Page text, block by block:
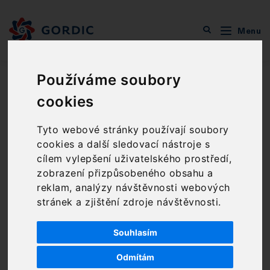
Používáme soubory
cookies
Tyto webové stránky používají soubory
cookies a další sledovací nástroje s
cílem vylepšení uživatelského prostředí,
zobrazení přizpůsobeného obsahu a
reklam, analýzy návštěvnosti webových
stránek a zjištění zdroje návštěvnosti.
Souhlasím
Odmítám
Menu
Stanovisko k datovému formátu
Spisová služba
Štěpán Seidl, Ing. 3. 1. 2024
přijímat datový formát ZIP (a obdobné
komprimované datové formáty).
Komprimovaný archiv (ZIP, RAR…) je datový